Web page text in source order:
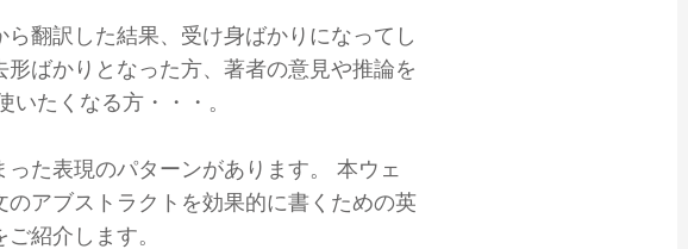
ら翻訳した結果、受け身ばかりになってし
形ばかりとなった方、著者の意見や推論を
たくなる方・・・。
た表現のパターンがあります。 本ウェ
のアブストラクトを効果的に書くための英
紹介します。